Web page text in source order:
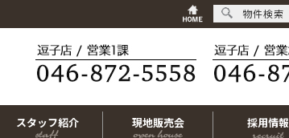
スタッフ紹介 現地販売会 採用情報
物件検索